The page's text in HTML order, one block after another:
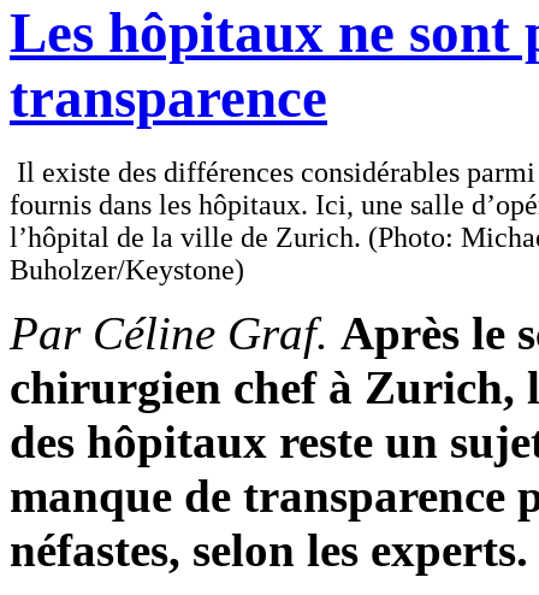
Les hôpitaux ne sont
transparence
Il existe des différences considérables
fournis dans les hôpitaux. Ici, une salle
l’hôpital de la ville de Zurich. (Photo:
Buholzer/Keystone)
Par Céline Graf. Après le
chirurgien chef à Zurich,
des hôpitaux reste un
manque de transparence
néfastes, selon les experts.